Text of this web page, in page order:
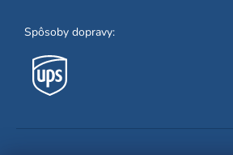
Spôsoby dopravy: